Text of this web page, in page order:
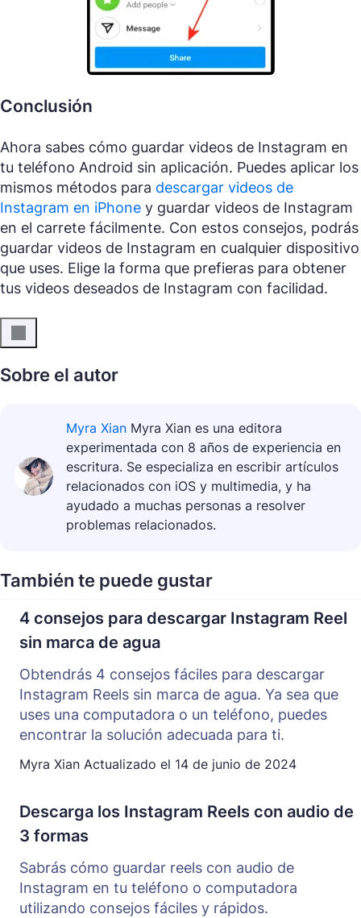
Conclusión
Ahora sabes cómo guardar videos de Instagram en
tu teléfono Android sin aplicación. Puedes aplicar los
mismos métodos para descargar videos de
Instagram en iPhone y guardar videos de Instagram
en el carrete fácilmente. Con estos consejos, podrás
guardar videos de Instagram en cualquier dispositivo
que uses. Elige la forma que prefieras para obtener
tus videos deseados de Instagram con facilidad.
Sobre el autor
Myra Xian Myra Xian es una editora
experimentada con 8 años de experiencia en
escritura. Se especializa en escribir artículos
relacionados con iOS y multimedia, y ha
ayudado a muchas personas a resolver
problemas relacionados.
También te puede gustar
4 consejos para descargar Instagram Reel
sin marca de agua
Obtendrás 4 consejos fáciles para descargar
Instagram Reels sin marca de agua. Ya sea que
uses una computadora o un teléfono, puedes
encontrar la solución adecuada para ti.
Myra Xian Actualizado el 14 de junio de 2024
Descarga los Instagram Reels con audio de
3 formas
Sabrás cómo guardar reels con audio de
Instagram en tu teléfono o computadora
utilizando consejos fáciles y rápidos.